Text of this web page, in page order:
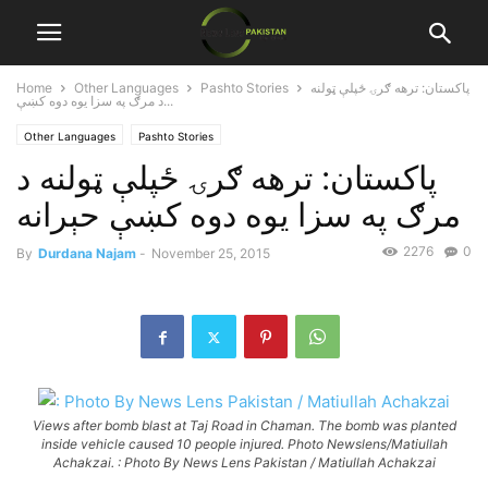
Home Other Languages Pashto Stories
پاکستان: ترهه ګرۍ ځپلې ټولنه
د مرګ په سزا يوه دوه کښې...
Other Languages Pashto Stories
پاکستان: ترهه ګرۍ ځپلې ټولنه د
مرګ په سزا يوه دوه کښې حېرانه
By Durdana Najam - November 25, 2015 0
2276
Views after bomb blast at Taj Road in Chaman. The bomb was planted
inside vehicle caused 10 people injured. Photo Newslens/Matiullah
Achakzai. : Photo By News Lens Pakistan / Matiullah Achakzai